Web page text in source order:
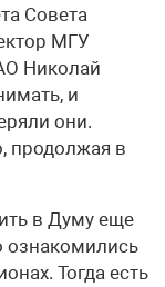
Совета
МГУ
Николай
и
они.
продолжая в
в Думу еще
ознакомились
Тогда есть